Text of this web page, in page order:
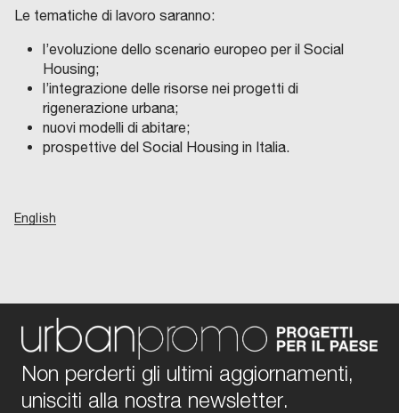
Le tematiche di lavoro saranno:
l’evoluzione dello scenario europeo per il Social
Housing;
l’integrazione delle risorse nei progetti di
rigenerazione urbana;
nuovi modelli di abitare;
prospettive del Social Housing in Italia.
English
Non perderti gli ultimi aggiornamenti,
unisciti alla nostra newsletter.